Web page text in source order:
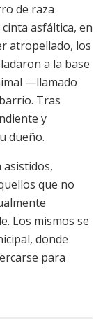
de raza
asfáltica, en
atropellado, los
a la base
—llamado
Tras
y
dueño.
que no
Los mismos se
donde
para